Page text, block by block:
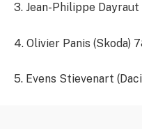
3. Jean-Philippe
4. Olivier Panis (Skoda)
5. Evens Stievenart